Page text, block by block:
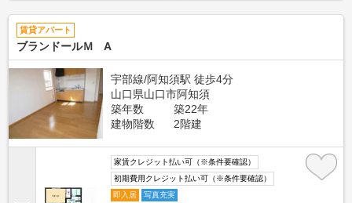
賃貸アパート
ブランドールＭ A
宇部線/阿知須駅 徒歩4分
山口県山口市阿知須
築年数
築22年
建物階数
2階建
家賃クレジット払い可（※条件要確認）
初期費用クレジット払い可（※条件要確認）
即入居
写真充実